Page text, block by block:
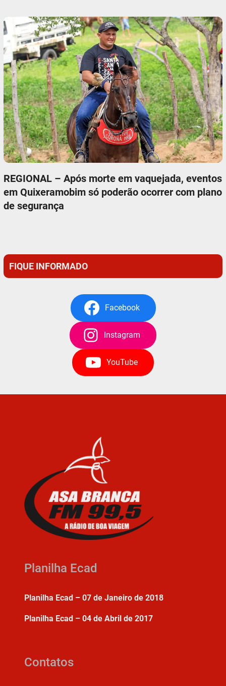
REGIONAL – Após morte em vaquejada, eventos
em Quixeramobim só poderão ocorrer com plano
de segurança
FIQUE INFORMADO
Facebook
Instagram
YouTube
Planilha Ecad
Planilha Ecad – 07 de Janeiro de 2018
Planilha Ecad – 04 de Abril de 2017
Contatos